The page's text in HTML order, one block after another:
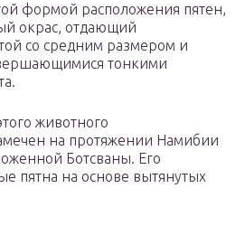
формой расположения пятен,
окрас, отдающий
со средним размером и
тонкими
животного
на протяжении Намибии
Ботсваны. Его
пятна на основе вытянутых